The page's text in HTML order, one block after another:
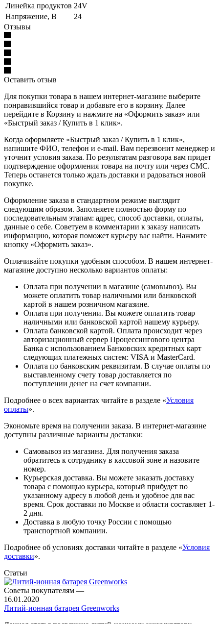
Линейка продуктов 24V
Напряжение, В
24
Отзывы
Оставить отзыв
Для покупки товара в нашем интернет-магазине выберите
понравившийся товар и добавьте его в корзину. Далее
перейдите в Корзину и нажмите на «Оформить заказ» или
«Быстрый заказ / Купить в 1 клик».
Когда оформляете «Быстрый заказ / Купить в 1 клик»,
напишите ФИО, телефон и e-mail. Вам перезвонит менеджер и
уточнит условия заказа. По результатам разговора вам придет
подтверждение оформления товара на почту или через СМС.
Теперь останется только ждать доставки и радоваться новой
покупке.
Оформление заказа в стандартном режиме выглядит
следующим образом. Заполняете полностью форму по
последовательным этапам: адрес, способ доставки, оплаты,
данные о себе. Советуем в комментарии к заказу написать
информацию, которая поможет курьеру вас найти. Нажмите
кнопку «Оформить заказ».
Оплачивайте покупки удобным способом. В нашем интернет-
магазине доступно несколько вариантов оплаты:
Оплата при получении в магазине (самовывоз). Вы
можете оплатить товар наличными или банковской
картой в нашем розничном магазине.
Оплата при получении. Вы можете оплатить товар
наличными или банковской картой нашему курьеру.
Оплата банковской картой. Оплата происходит через
авторизационный сервер Процессингового центра
Банка с использованием Банковских кредитных карт
следующих платежных систем: VISA и MasterCard.
Оплата по банковским реквизитам. В случае оплаты по
выставленному счету товар доставляется по
поступлении денег на счет компании.
Подробнее о всех вариантах читайте в разделе «Условия
оплаты».
Экономьте время на получении заказа. В интернет-магазине
доступны различные варианты доставки:
Самовывоз из магазина. Для получения заказа
обратитесь к сотруднику в кассовой зоне и назовите
номер.
Курьерская доставка. Вы можете заказать доставку
товара с помощью курьера, который прибудет по
указанному адресу в любой день и удобное для вас
время. Срок доставки по Москве и области составляет 1-
2 дня.
Доставка в любую точку России с помощью
транспортной компании.
Подробнее об условиях доставки читайте в разделе «Условия
доставки».
Статьи
Советы покупателям —
16.01.2020
Литий-ионная батарея Greenworks